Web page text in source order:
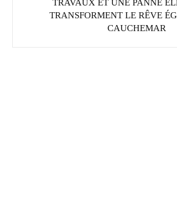
TRAVAUX ET UNE PANNE
TRANSFORMENT LE RÊVE
CAUCHEMAR